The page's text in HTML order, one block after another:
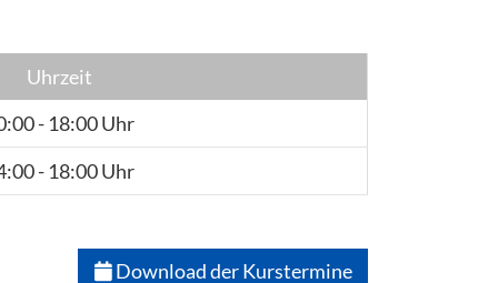
Uhrzeit
- 18:00 Uhr
- 18:00 Uhr
Download der Kurstermine